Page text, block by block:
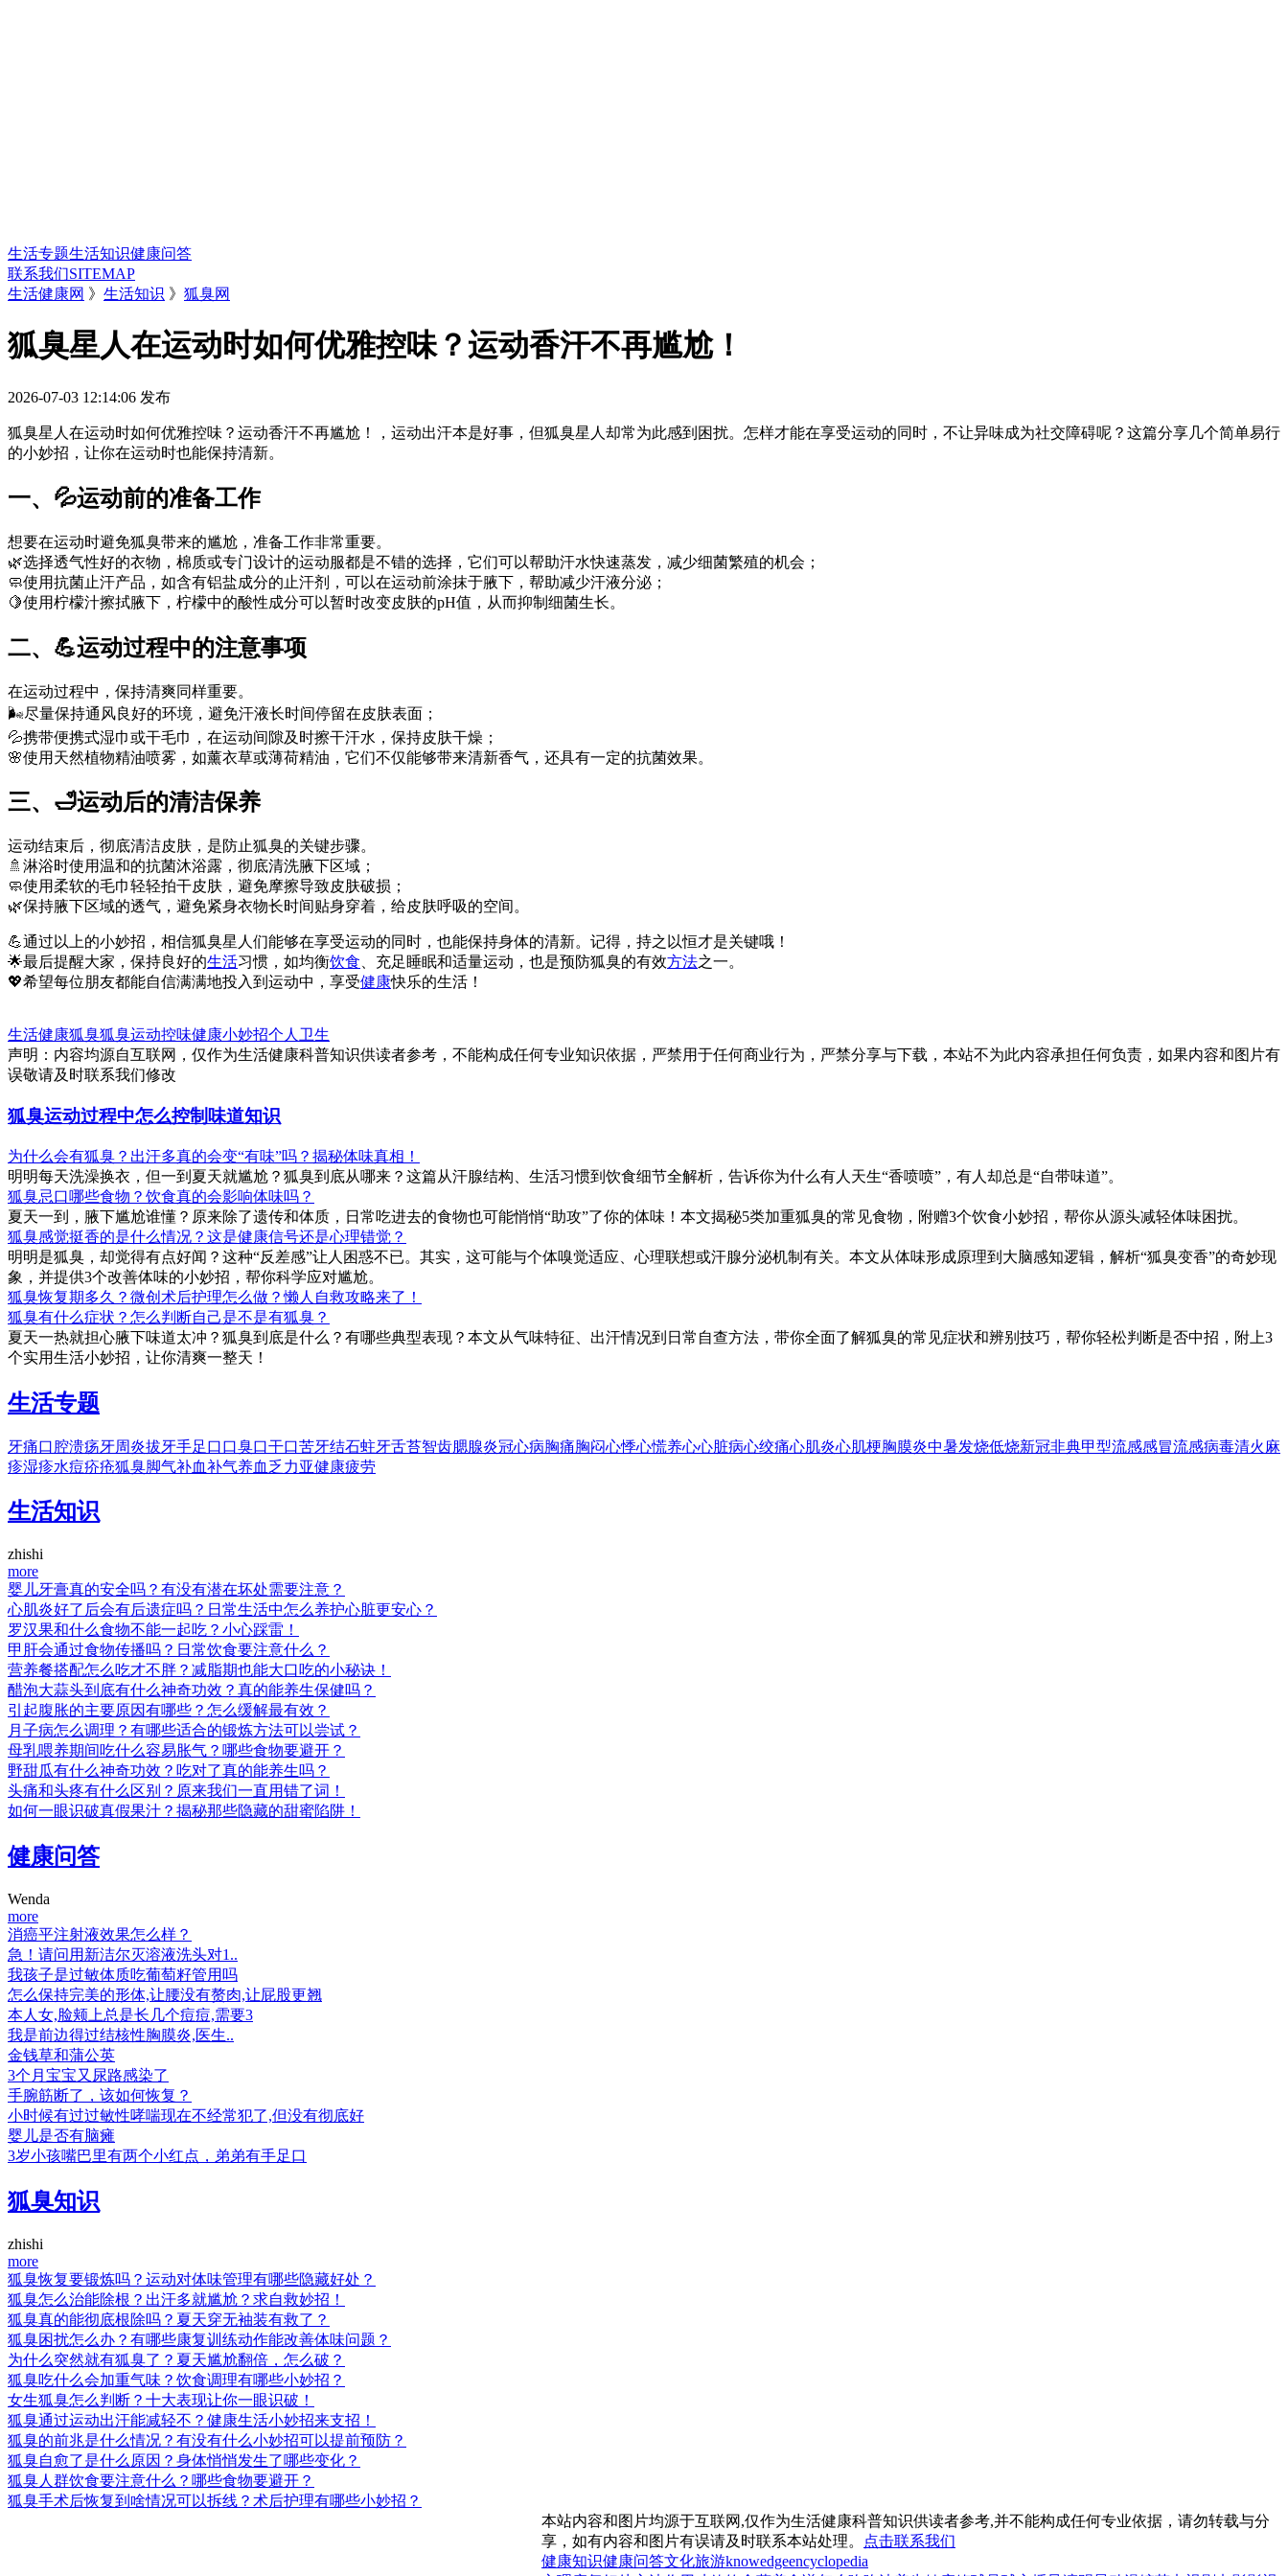
生活专题生活知识健康问答
联系我们SITEMAP
生活健康网 》 生活知识 》 狐臭网
狐臭星人在运动时如何优雅控味？运动香汗不再尴尬！
2026-07-03 12:14:06 发布
狐臭星人在运动时如何优雅控味？运动香汗不再尴尬！，运动出汗本是好事，但狐臭星人却常为此感到困扰。怎样才能在享受运动的同时，不让异味成为社交障碍呢？这篇分享几个简单易行
的小妙招，让你在运动时也能保持清新。
一、💦运动前的准备工作
想要在运动时避免狐臭带来的尴尬，准备工作非常重要。
🌿选择透气性好的衣物，棉质或专门设计的运动服都是不错的选择，它们可以帮助汗水快速蒸发，减少细菌繁殖的机会；
🧼使用抗菌止汗产品，如含有铝盐成分的止汗剂，可以在运动前涂抹于腋下，帮助减少汗液分泌；
🍋使用柠檬汁擦拭腋下，柠檬中的酸性成分可以暂时改变皮肤的pH值，从而抑制细菌生长。
二、💪运动过程中的注意事项
在运动过程中，保持清爽同样重要。
🌬️尽量保持通风良好的环境，避免汗液长时间停留在皮肤表面；
💦携带便携式湿巾或干毛巾，在运动间隙及时擦干汗水，保持皮肤干燥；
🌸使用天然植物精油喷雾，如薰衣草或薄荷精油，它们不仅能够带来清新香气，还具有一定的抗菌效果。
三、🛁运动后的清洁保养
运动结束后，彻底清洁皮肤，是防止狐臭的关键步骤。
🚿淋浴时使用温和的抗菌沐浴露，彻底清洗腋下区域；
🧼使用柔软的毛巾轻轻拍干皮肤，避免摩擦导致皮肤破损；
🌿保持腋下区域的透气，避免紧身衣物长时间贴身穿着，给皮肤呼吸的空间。
💪通过以上的小妙招，相信狐臭星人们能够在享受运动的同时，也能保持身体的清新。记得，持之以恒才是关键哦！
🌟最后提醒大家，保持良好的生活习惯，如均衡饮食 、充足睡眠和适量运动，也是预防狐臭的有效方法之一。
💖希望每位朋友都能自信满满地投入到运动中，享受健康快乐的生活！
生活健康狐臭狐臭运动控味健康小妙招个人卫生
声明：内容均源自互联网，仅作为生活健康科普知识供读者参考，不能构成任何专业知识依据，严禁用于任何商业行为，严禁分享与下载，本站不为此内容承担任何负责，如果内容和图片有
误敬请及时联系我们修改
狐臭运动过程中怎么控制味道知识
为什么会有狐臭？出汗多真的会变“有味”吗？揭秘体味真相！
明明每天洗澡换衣，但一到夏天就尴尬？狐臭到底从哪来？这篇从汗腺结构、生活习惯到饮食细节全解析，告诉你为什么有人天生“香喷喷”，有人却总是“自带味道”。
狐臭忌口哪些食物？饮食真的会影响体味吗？
夏天一到，腋下尴尬谁懂？原来除了遗传和体质，日常吃进去的食物也可能悄悄“助攻”了你的体味！本文揭秘5类加重狐臭的常见食物，附赠3个饮食小妙招，帮你从源头减轻体味困扰。
狐臭感觉挺香的是什么情况？这是健康信号还是心理错觉？
明明是狐臭，却觉得有点好闻？这种“反差感”让人困惑不已。其实，这可能与个体嗅觉适应、心理联想或汗腺分泌机制有关。本文从体味形成原理到大脑感知逻辑，解析“狐臭变香”的奇妙现
象，并提供3个改善体味的小妙招，帮你科学应对尴尬。
狐臭恢复期多久？微创术后护理怎么做？懒人自救攻略来了！
狐臭有什么症状？怎么判断自己是不是有狐臭？
夏天一热就担心腋下味道太冲？狐臭到底是什么？有哪些典型表现？本文从气味特征、出汗情况到日常自查方法，带你全面了解狐臭的常见症状和辨别技巧，帮你轻松判断是否中招，附上3
个实用生活小妙招，让你清爽一整天！
生活专题
牙痛口腔溃疡牙周炎拔牙手足口口臭口干口苦牙结石蛀牙舌苔智齿腮腺炎冠心病胸痛胸闷心悸心慌养心心脏病心绞痛心肌炎心肌梗胸膜炎中暑发烧低烧新冠非典甲型流感感冒流感病毒清火麻
疹湿疹水痘疥疮狐臭脚气补血补气养血 乏力亚健康疲劳
生活知识
zhishi
more
婴儿牙膏真的安全吗？有没有潜在坏处需要注意？
心肌炎好了后会有后遗症吗？日常生活中怎么养护心脏更安心？
罗汉果和什么食物不能一起吃？小心踩雷！
甲肝会通过食物传播吗？日常饮食要注意什么？
营养餐搭配怎么吃才不胖？减脂期也能大口吃的小秘诀！
醋泡大蒜头到底有什么神奇功效？真的能养生保健吗？
引起腹胀的主要原因有哪些？怎么缓解最有效？
月子病怎么调理？有哪些适合的锻炼方法可以尝试？
母乳喂养期间吃什么容易胀气？哪些食物要避开？
野甜瓜有什么神奇功效？吃对了真的能养生吗？
头痛和头疼有什么区别？原来我们一直用错了词！
如何一眼识破真假果汁？揭秘那些隐藏的甜蜜陷阱！
健康问答
Wenda
more
消癌平注射液效果怎么样？
急！请问用新洁尔灭溶液洗头对1..
我孩子是过敏体质吃葡萄籽管用吗
怎么保持完美的形体,让腰没有赘肉,让屁股更翘
本人女,脸颊上总是长几个痘痘,需要3
我是前边得过结核性胸膜炎,医生..
金钱草和蒲公英
3个月宝宝又尿路感染了
手腕筋断了，该如何恢复？
小时候有过过敏性哮喘现在不经常犯了,但没有彻底好
婴儿是否有脑瘫
3岁小孩嘴巴里有两个小红点，弟弟有手足口
狐臭知识
zhishi
more
狐臭恢复要锻炼吗？运动对体味管理有哪些隐藏好处？
狐臭怎么治能除根？出汗多就尴尬？求自救妙招！
狐臭真的能彻底根除吗？夏天穿无袖装有救了？
狐臭困扰怎么办？有哪些康复训练动作能改善体味问题？
为什么突然就有狐臭了？夏天尴尬翻倍，怎么破？
狐臭吃什么会加重气味？饮食调理有哪些小妙招？
女生狐臭怎么判断？十大表现让你一眼识破！
狐臭通过运动出汗能减轻不？健康生活小妙招来支招！
狐臭的前兆是什么情况？有没有什么小妙招可以提前预防？
狐臭自愈了是什么原因？身体悄悄发生了哪些变化？
狐臭人群饮食要注意什么？哪些食物要避开？
狐臭手术后恢复到啥情况可以拆线？术后护理有哪些小妙招？
本站内容和图片均源于互联网,仅作为生活健康科普知识供读者参考,并不能构成任何专业依据，请勿转载与分
享，如有内容和图片有误请及时联系本站处理。
点击联系我们
健康知识健康问答文化旅游knowedgeencyclopedia